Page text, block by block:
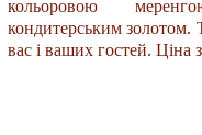
кольоровою
кондитерським золотом.
вас і ваших гостей. Ціна